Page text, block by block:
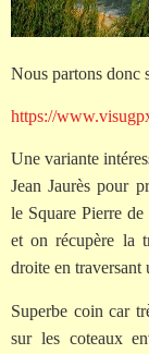
Nous partons donc
https://
Une variante
Jean Jaurès pour
le Square Pierre
et on récupère la
droite en traversant
Superbe coin car
sur les coteaux